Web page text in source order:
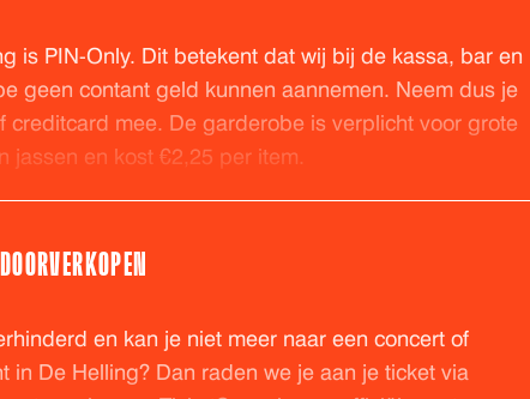
is PIN-Only. Dit betekent dat wij bij de kassa, bar en
geen contant geld kunnen aannemen. Neem dus je
creditcard mee. De garderobe is verplicht voor grote
jassen en kost €2,25 per item.
en kan je niet meer naar een concert of
in De Helling? Dan raden we je aan je ticket via